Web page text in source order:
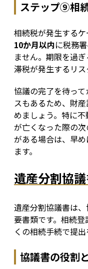
ステップ⑨相
相続税が発生する
10か月以内に税務
ません。期限を過
滞税が発生するリス
協議の完了を待っ
スもあるため、財
めましょう。特に
が亡くなった際の
がある場合は、早
ます。
遺産分割協
遺産分割協議書は
要書類です。相続
くの相続手続で提出
協議書の役割